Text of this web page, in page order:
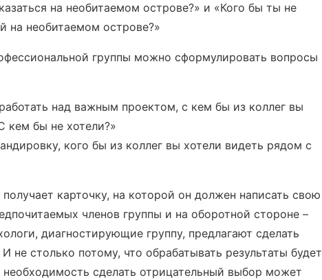
на необитаемом острове?» и «Кого бы ты не
на необитаемом острове?»
группы можно сформулировать вопросы
над важным проектом, с кем бы из коллег вы
кем бы не хотели?»
кого бы из коллег вы хотели видеть рядом с
карточку, на которой он должен написать свою
членов группы и на оборотной стороне –
диагностирующие группу, предлагают сделать
столько потому, что обрабатывать результаты будет
необходимость сделать отрицательный выбор может